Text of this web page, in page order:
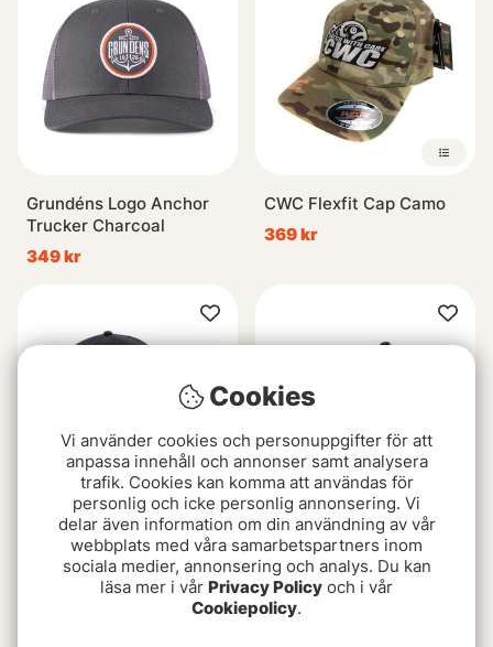
Grundéns Logo Anchor
Trucker Charcoal
349 kr
CWC Flexfit Cap Camo
369 kr
Ahrex Bold Script Cap -
Black on Black
Fishline Logo Snapback
Trucker Black
199 kr
Cookies
Vi använder cookies och personuppgifter för att
anpassa innehåll och annonser samt analysera
trafik. Cookies kan komma att användas för
personlig och icke personlig annonsering. Vi
delar även information om din användning av vår
webbplats med våra samarbetspartners inom
sociala medier, annonsering och analys. Du kan
läsa mer i vår Privacy Policy och i vår
Cookiepolicy.